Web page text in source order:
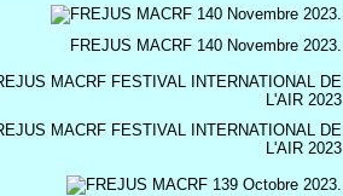
FREJUS MACRF 140 Novembre 2023.
MACRF FESTIVAL INTERNATIONAL DE
L'AIR 2023